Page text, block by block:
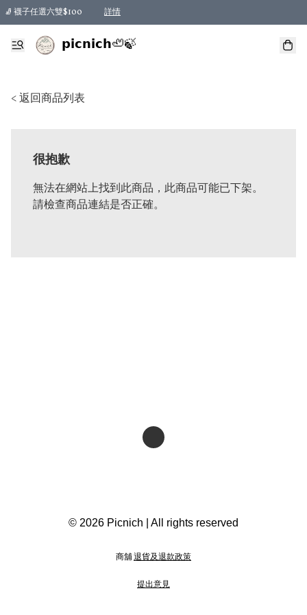
🧦 襪子任選六雙$100 詳情
𝗽𝗶𝗰𝗻𝗶𝗰𝗵🦥🍃
< 返回商品列表
很抱歉
無法在網站上找到此商品，此商品可能已下架。
請檢查商品連結是否正確。
© 2026 Picnich | All rights reserved
商舖退貨及退款政策
提出意見